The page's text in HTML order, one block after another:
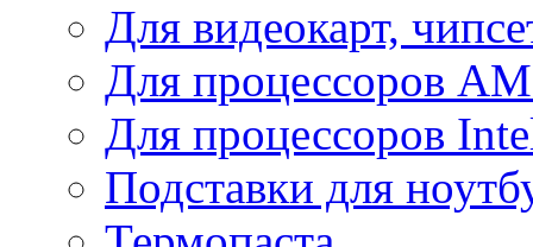
Для видеокарт,
Для процессоров
Для процессоров
Подставки для